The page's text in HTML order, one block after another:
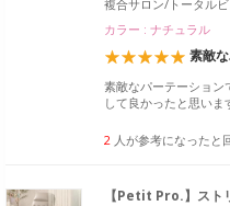
複合サロン/トータル
カラー : ナチュラル
素敵
素敵なパーテーション
して良かったと思いま
2 人が参考になったと
【Petit Pro.】スト